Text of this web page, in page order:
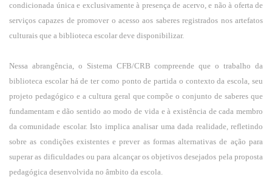
condicionada única e exclusivamente à presença de acervo, e não à oferta de
serviços capazes de promover o acesso aos saberes registrados nos artefatos
culturais que a biblioteca escolar deve disponibilizar.
Nessa abrangência, o Sistema CFB/CRB compreende que o trabalho da
biblioteca escolar há de ter como ponto de partida o contexto da escola, seu
projeto pedagógico e a cultura geral que compõe o conjunto de saberes que
fundamentam e dão sentido ao modo de vida e à existência de cada membro
da comunidade escolar. Isto implica analisar uma dada realidade, refletindo
sobre as condições existentes e prever as formas alternativas de ação para
superar as dificuldades ou para alcançar os objetivos desejados pela proposta
pedagógica desenvolvida no âmbito da escola.